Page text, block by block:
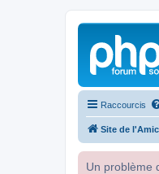
Raccourcis
Site de
Un problème